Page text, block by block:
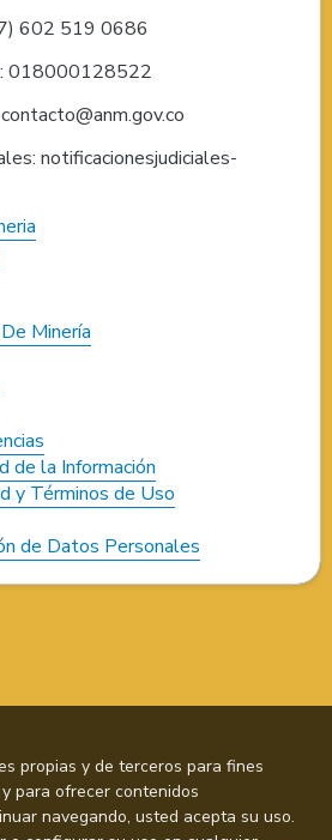
602 519 0686
018000128522
notificacionesjudiciales-
Minería
de la Información
y Términos de Uso
de Datos Personales
propias y de terceros para fines
para ofrecer contenidos
navegando, usted acepta su uso.